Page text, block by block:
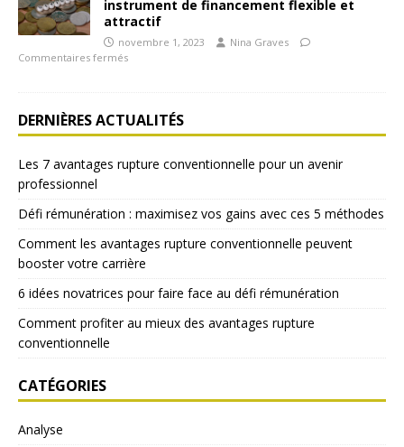
instrument de financement flexible et
attractif
novembre 1, 2023
Nina Graves
Commentaires fermés
DERNIÈRES ACTUALITÉS
Les 7 avantages rupture conventionnelle pour un avenir
professionnel
Défi rémunération : maximisez vos gains avec ces 5 méthodes
Comment les avantages rupture conventionnelle peuvent
booster votre carrière
6 idées novatrices pour faire face au défi rémunération
Comment profiter au mieux des avantages rupture
conventionnelle
CATÉGORIES
Analyse